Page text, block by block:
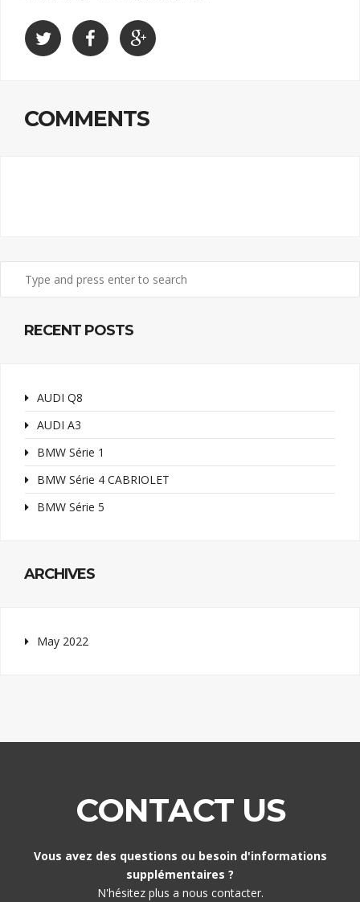
COMMENTS
RECENT POSTS
AUDI Q8
AUDI A3
BMW Série 1
BMW Série 4 CABRIOLET
BMW Série 5
ARCHIVES
May 2022
CONTACT US
Vous avez des questions ou besoin d'informations
supplémentaires ?
N'hésitez plus a nous contacter.